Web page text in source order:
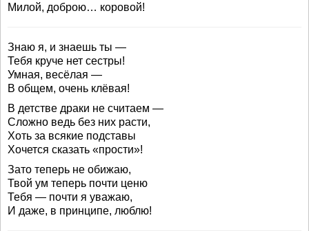
Милой, доброю… коровой!
Знаю я, и знаешь ты —
Тебя круче нет сестры!
Умная, весёлая —
В общем, очень клёвая!
В детстве драки не считаем —
Сложно ведь без них расти,
Хоть за всякие подставы
Хочется сказать «прости»!
Зато теперь не обижаю,
Твой ум теперь почти ценю
Тебя — почти я уважаю,
И даже, в принципе, люблю!